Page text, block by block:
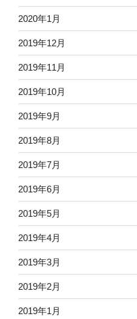
2020年1月
2019年12月
2019年11月
2019年10月
2019年9月
2019年8月
2019年7月
2019年6月
2019年5月
2019年4月
2019年3月
2019年2月
2019年1月